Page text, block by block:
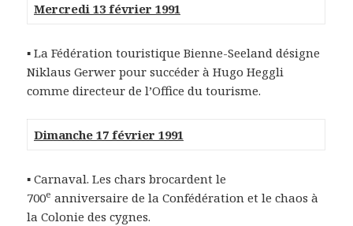
Mercredi 13 février 1991
▪ La Fédération touristique Bienne-Seeland désigne
Niklaus Gerwer pour succéder à Hugo Heggli
comme directeur de l’Office du tourisme.
Dimanche 17 février 1991
▪ Carnaval. Les chars brocardent le
700e anniversaire de la Confédération et le chaos à
la Colonie des cygnes.